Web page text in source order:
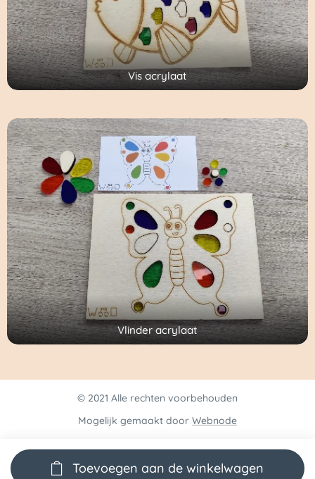
Toevoegen aan de winkelwagen
Vis acrylaat
Vlinder acrylaat
© 2021 Alle rechten voorbehouden
Mogelijk gemaakt door Webnode